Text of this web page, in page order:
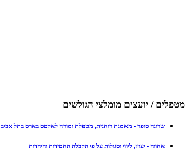
מטפלים / יועצים מומלצי הגולשים
שרונה סופר - מאמנת רוחנית, מטפלת ומורה לאקסס בארס בתל אביב
אחווה - יעוץ, ליווי וסגולות על פי הקבלה החסידות והיהדות